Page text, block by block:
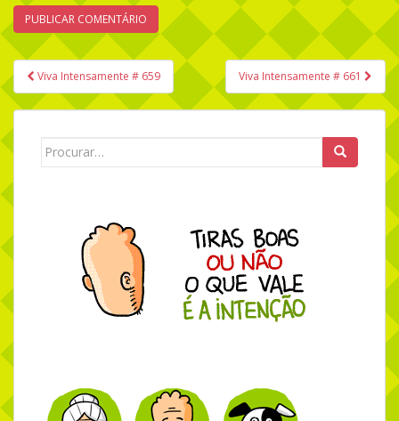
Navegação de Post
Viva Intensamente # 659 Viva Intensamente # 661
Search for: